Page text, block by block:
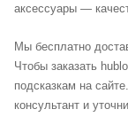
аксессуары —
Мы бесплатно
Чтобы заказать
подсказкам на
консультант и